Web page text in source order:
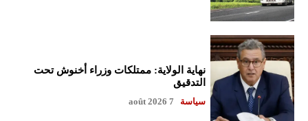
نهاية الولاية: ممتلكات وزراء أخنوش تحت
التدقيق
سياسة 7 août 2026